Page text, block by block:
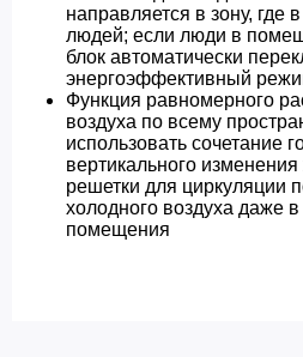
направляется в зону, где
людей; если люди в
блок автоматически
энергоэффективный
Функция равномерного
воздуха по всему
использовать сочетание
вертикального
решетки для циркуляции
холодного воздуха даже
помещения